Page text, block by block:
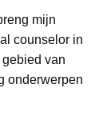
mijn
counselor in
van
onderwerpen